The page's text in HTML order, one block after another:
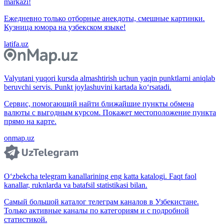
markazi!
Ежедневно только отборные анекдоты, смешные картинки.
Кузница юмора на узбекском языке!
latifa.uz
Valyutani yuqori kursda almashtirish uchun yaqin punktlarni aniqlab
beruvchi servis. Punkt joylashuvini kartada ko‘rsatadi.
Сервис, помогающий найти ближайшие пункты обмена
валюты с выгодным курсом. Покажет местоположение пункта
прямо на карте.
onmap.uz
O‘zbekcha telegram kanallarining eng katta katalogi. Faqt faol
kanallar, ruknlarda va batafsil statistikasi bilan.
Самый большой каталог телеграм каналов в Узбекистане.
Только активные каналы по категориям и с подробной
статистикой.